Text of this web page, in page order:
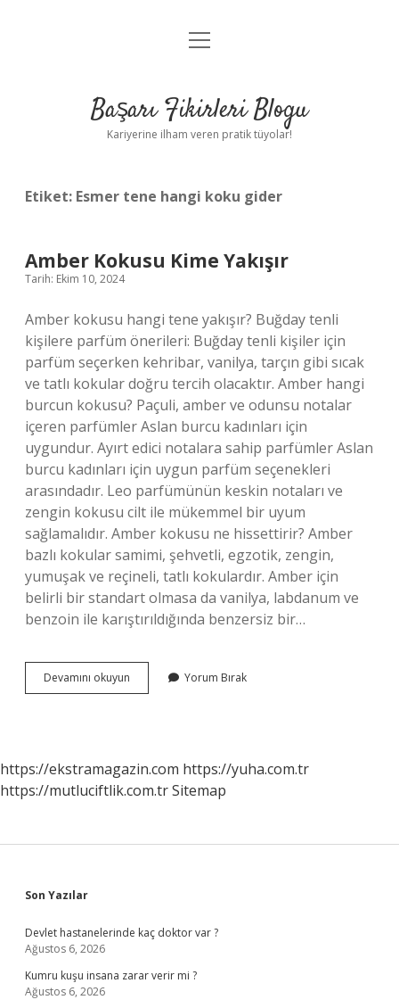
Anasayfa
Yasal Uyarı
menüyü
Başarı Fikirleri Blogu
Kariyerine ilham veren pratik tüyolar!
Etiket: Esmer tene hangi koku gider
Amber Kokusu Kime Yakışır
Tarih: Ekim 10, 2024
Amber kokusu hangi tene yakışır? Buğday tenli
kişilere parfüm önerileri: Buğday tenli kişiler için
parfüm seçerken kehribar, vanilya, tarçın gibi sıcak
ve tatlı kokular doğru tercih olacaktır. Amber hangi
burcun kokusu? Paçuli, amber ve odunsu notalar
içeren parfümler Aslan burcu kadınları için
uygundur. Ayırt edici notalara sahip parfümler Aslan
burcu kadınları için uygun parfüm seçenekleri
arasındadır. Leo parfümünün keskin notaları ve
zengin kokusu cilt ile mükemmel bir uyum
sağlamalıdır. Amber kokusu ne hissettirir? Amber
bazlı kokular samimi, şehvetli, egzotik, zengin,
yumuşak ve reçineli, tatlı kokulardır. Amber için
belirli bir standart olmasa da vanilya, labdanum ve
benzoin ile karıştırıldığında benzersiz bir…
Devamını okuyun
Kokusu
Yorum Bırak
https://ekstramagazin.com https://yuha.com.tr
https://mutluciftlik.com.trSitemap
Sidebar
Son Yazılar
Devlet hastanelerinde kaç doktor var ?
Ağustos 6, 2026
Kumru kuşu insana zarar verir mi ?
Ağustos 6, 2026